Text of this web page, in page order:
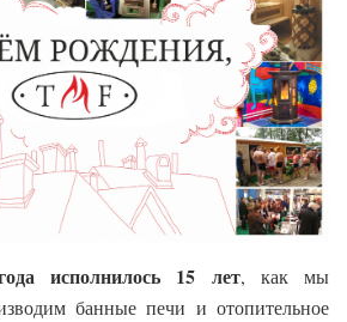
исполнилось 15 лет, как мы
банные печи и отопительное